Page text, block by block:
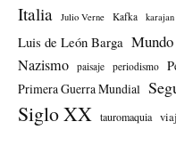
Italia Julio Verne Kafka karajan
Luis de León Barga
Nazismo paisaje periodismo
Primera Guerra Mundial
Siglo XX tauromaquia